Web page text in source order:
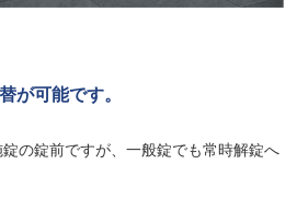
が可能です。
錠の錠前ですが、一般錠でも常時解錠へ